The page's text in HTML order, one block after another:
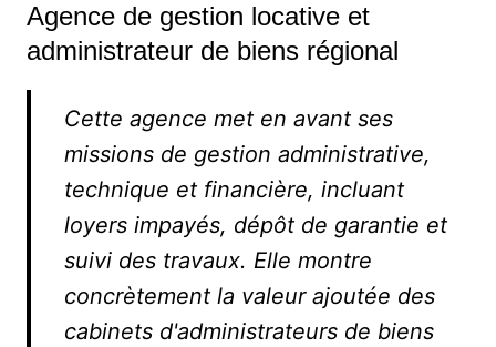
Agence de gestion locative et
administrateur de biens régional
Cette agence met en avant ses
missions de gestion administrative,
technique et financière, incluant
loyers impayés, dépôt de garantie et
suivi des travaux. Elle montre
concrètement la valeur ajoutée des
cabinets d'administrateurs de biens